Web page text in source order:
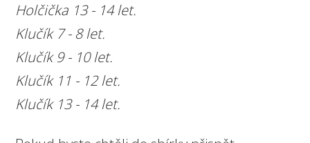
Holčička 13 - 14 let.
Klučík 7 - 8 let.
Klučík 9 - 10 let.
Klučík 11 - 12 let.
Klučík 13 - 14 let.